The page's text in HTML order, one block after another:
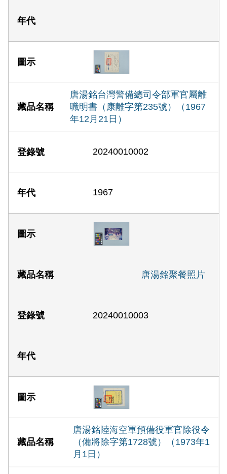
唐湯銘台灣警備總司令部軍官屬離
職明書（康離字第235號）（1967
年12月21日）
20240010002
1967
唐湯銘聚餐照片
20240010003
唐湯銘陸海空軍預備役軍官除役令
（備將除字第1728號）（1973年1
月1日）